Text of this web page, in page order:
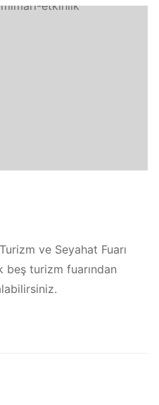
ve Seyahat Fuarı
beş turizm fuarından